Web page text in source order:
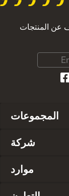
عن المنتجات
المجموعات
شركة
موارد